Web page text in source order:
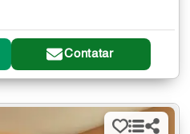
Contatar